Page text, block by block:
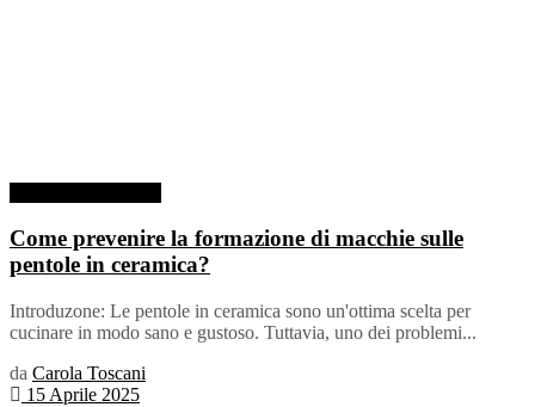
Come prevenire la formazione di macchie sulle
pentole in ceramica?
Introduzone: Le pentole in ceramica sono un'ottima scelta per
cucinare in modo sano e gustoso. Tuttavia, uno dei problemi...
da Carola Toscani
15 Aprile 2025